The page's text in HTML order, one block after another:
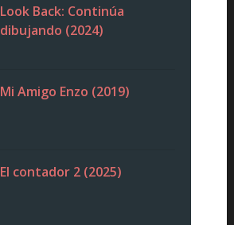
Look Back: Continúa
dibujando (2024)
Mi Amigo Enzo (2019)
El contador 2 (2025)